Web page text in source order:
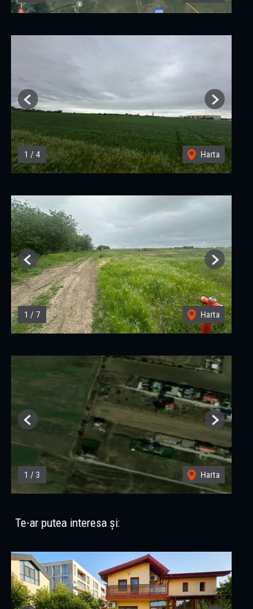
1 / 4 Harta
Previous Next
1 / 7 Harta
Previous Next
1 / 3 Harta
Previous Next
Te-ar putea interesa și: